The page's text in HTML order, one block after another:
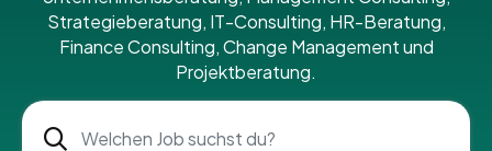
Strategieberatung, IT-Consulting, HR-Beratung,
Finance Consulting, Change Management und
Projektberatung.